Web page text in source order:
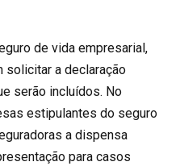
de vida empresarial,
solicitar a declaração
serão incluídos. No
estipulantes do seguro
a dispensa
para casos